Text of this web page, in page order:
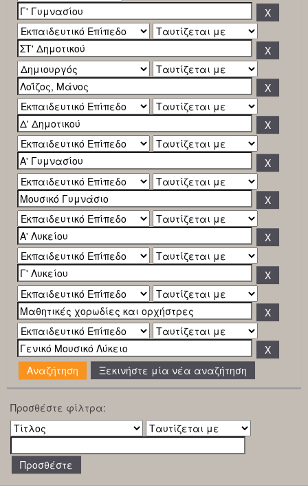
Ξεκινήστε μία νέα αναζήτηση
Προσθέστε φίλτρα: